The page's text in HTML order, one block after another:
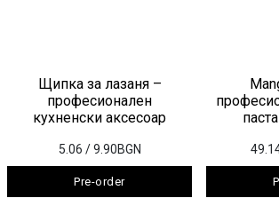
Щипка за лазаня –
професионален
кухненски аксесоар
5.06 / 9.90BGN
Pre-order